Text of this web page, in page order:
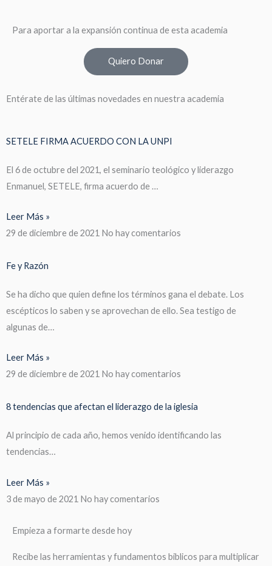
Para aportar a la expansión continua de esta academia
Quiero Donar
Entérate de las últimas novedades en nuestra academia
SETELE FIRMA ACUERDO CON LA UNPI
El 6 de octubre del 2021, el seminario teológico y liderazgo
Enmanuel, SETELE, firma acuerdo de …
Leer Más »
29 de diciembre de 2021 No hay comentarios
Fe y Razón
Se ha dicho que quien define los términos gana el debate. Los
escépticos lo saben y se aprovechan de ello. Sea testigo de
algunas de…
Leer Más »
29 de diciembre de 2021 No hay comentarios
8 tendencias que afectan el liderazgo de la iglesia
Al principio de cada año, hemos venido identificando las
tendencias…
Leer Más »
3 de mayo de 2021 No hay comentarios
Empieza a formarte desde hoy
Recibe las herramientas y fundamentos biblicos para multiplicar